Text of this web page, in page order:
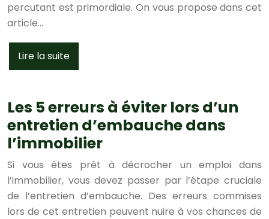
percutant est primordiale. On vous propose dans cet
article…
Lire la suite
Les 5 erreurs à éviter lors d’un
entretien d’embauche dans
l’immobilier
Si vous êtes prêt à décrocher un emploi dans
l’immobilier, vous devez passer par l’étape cruciale
de l’entretien d’embauche. Des erreurs commises
lors de cet entretien peuvent nuire à vos chances de